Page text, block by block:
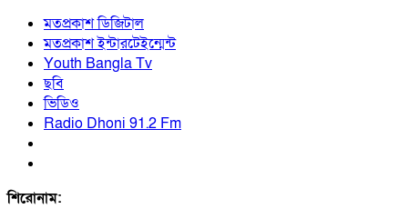
মতপ্রকাশ ডিজিটাল
মতপ্রকাশ ইন্টারটেইন্মেন্ট
Youth Bangla Tv
ছবি
ভিডিও
Radio Dhoni 91.2 Fm
শিরোনাম: